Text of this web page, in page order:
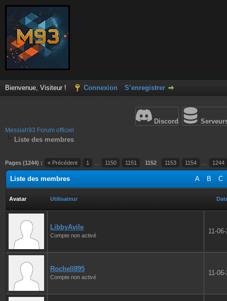
Bienvenue, Visiteur ! Connexion S’enregistrer
Discord
Messiah93 Forum officiel
Liste des membres
Pages (1244) : « Précédent 1 1150 1151 1152 1153 1154 1244
A B C
Liste des membres
Avatar Utilisateur
LibbyAvile
Compte non activé
11-
Rochell895
Compte non activé
11-